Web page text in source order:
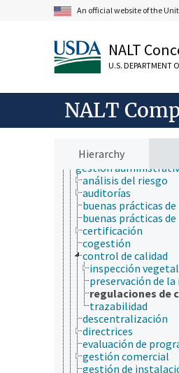
An official website of the
NALT
U.S. DEPARTMENT
NALT
Hierarchy
ámbitos de estudio
animales, ganado, Una
desarrollo rural,
economía, comercio,
administración de
economía
gestión
análisis del riesgo
auditorías
buenas prácticas
buenas prácticas
certificación
cogestión
control de calidad
inspección
preservación de
regulaciones de
trazabilidad
descentralización
directrices
evaluación de
gestión comercial
gestión de